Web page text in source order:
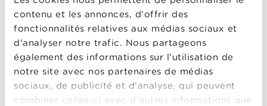
contenu et les annonces, d'offrir des
fonctionnalités relatives aux médias sociaux et
d'analyser notre trafic. Nous partageons
également des informations sur l'utilisation de
notre site avec nos partenaires de médias
sociaux, de publicité et d'analyse, qui peuvent
combiner celles-ci avec d'autres informations que
Anna
Année
de
2019
Réalisé
par
Luc Besson
Petrov, Cillian Murphy ,
Eric Godon ,Helen